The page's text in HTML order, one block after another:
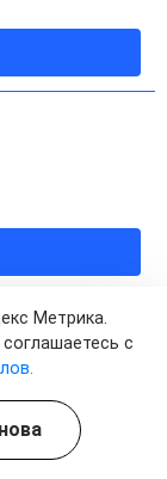
Метрика.
с